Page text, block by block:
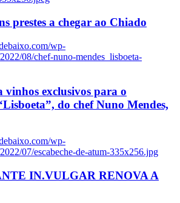
prestes a chegar ao Chiado
wp-
08/chef-nuno-mendes_lisboeta-
vinhos exclusivos para o
do chef Nuno Mendes,
wp-
07/escabeche-de-atum-335x256.jpg
IN.VULGAR RENOVA A